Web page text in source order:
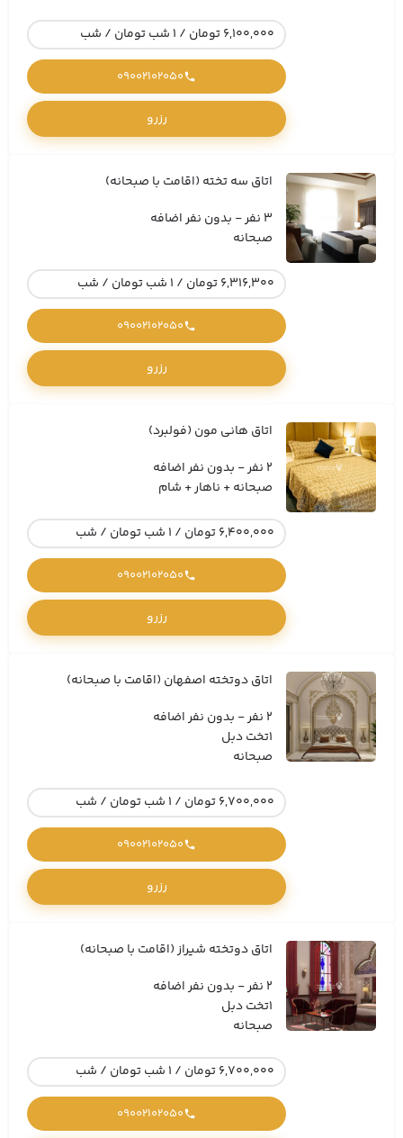
6,100,000 تومان / 1 شب تومان / شب
09002102050
رزرو
اتاق سه تخته (اقامت با صبحانه)
3 نفر - بدون نفر اضافه
صبحانه
6,316,300 تومان / 1 شب تومان / شب
09002102050
رزرو
اتاق هانی مون (فولبرد)
2 نفر - بدون نفر اضافه
صبحانه + ناهار + شام
6,400,000 تومان / 1 شب تومان / شب
09002102050
رزرو
اتاق دوتخته اصفهان (اقامت با صبحانه)
2 نفر - بدون نفر اضافه
1تخت دبل
صبحانه
6,700,000 تومان / 1 شب تومان / شب
09002102050
رزرو
اتاق دوتخته شیراز (اقامت با صبحانه)
2 نفر - بدون نفر اضافه
1تخت دبل
صبحانه
6,700,000 تومان / 1 شب تومان / شب
09002102050